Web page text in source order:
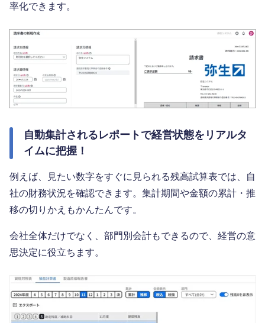
率化できます。
自動集計されるレポートで経営状態をリアルタ
イムに把握！
例えば、見たい数字をすぐに見られる残高試算表では、自
社の財務状況を確認できます。集計期間や金額の累計・推
移の切りかえもかんたんです。
会社全体だけでなく、部門別会計もできるので、経営の意
思決定に役立ちます。